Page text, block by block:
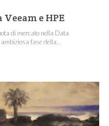
e HPE
di mercato nella Data
fase della...